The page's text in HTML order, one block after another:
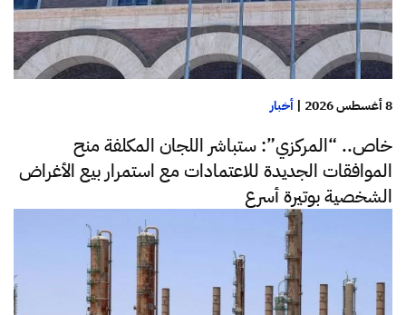
8 أغسطس 2026 | أخبار
خاص.. “المركزي”: ستباشر اللجان المكلفة منح
الموافقات الجديدة للاعتمادات مع استمرار بيع الأغراض
الشخصية بوتيرة أسرع